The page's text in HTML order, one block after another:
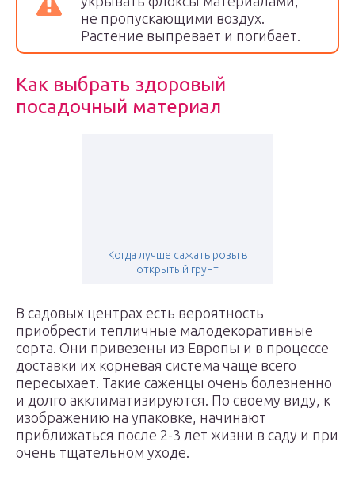
не пропускающими воздух.
Растение выпревает и погибает.
Как выбрать здоровый
посадочный материал
Когда лучше сажать розы в
открытый грунт
В садовых центрах есть вероятность
приобрести тепличные малодекоративные
сорта. Они привезены из Европы и в процессе
доставки их корневая система чаще всего
пересыхает. Такие саженцы очень болезненно
и долго акклиматизируются. По своему виду, к
изображению на упаковке, начинают
приближаться после 2-3 лет жизни в саду и при
очень тщательном уходе.